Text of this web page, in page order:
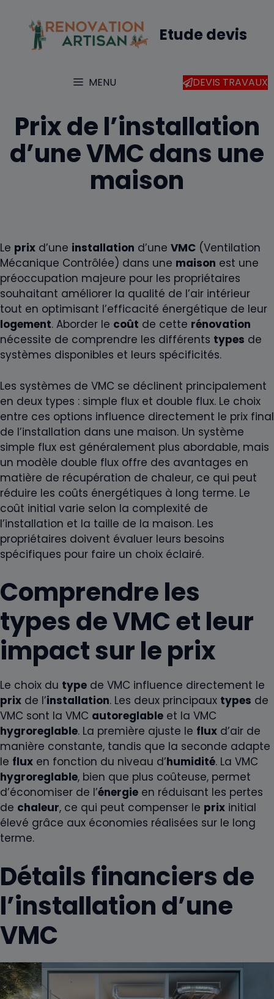
contenu
Etude devis
MENU DEVIS TRAVAUX
Prix de l’installation
d’une VMC dans une
maison
Le prix d’une installation d’une VMC (Ventilation
Mécanique Contrôlée) dans une maison est une
préoccupation majeure pour les propriétaires
souhaitant améliorer la qualité de l’air intérieur
tout en optimisant l’efficacité énergétique de leur
logement. Aborder le coût de cette rénovation
nécessite de comprendre les différents types de
systèmes disponibles et leurs spécificités.
Les systèmes de VMC se déclinent principalement
en deux types : simple flux et double flux. Le choix
entre ces options influence directement le prix final
de l’installation dans une maison. Un système
simple flux est généralement plus abordable, mais
un modèle double flux offre des avantages en
matière de récupération de chaleur, ce qui peut
réduire les coûts énergétiques à long terme. Le
coût initial varie selon la complexité de
l’installation et la taille de la maison. Les
propriétaires doivent évaluer leurs besoins
spécifiques pour faire un choix éclairé.
Comprendre les
types de VMC et leur
impact sur le prix
Le choix du type de VMC influence directement le
prix de l’installation. Les deux principaux types de
VMC sont la VMC autoreglable et la VMC
hygroreglable. La première ajuste le flux d’air de
manière constante, tandis que la seconde adapte
le flux en fonction du niveau d’humidité. La VMC
hygroreglable, bien que plus coûteuse, permet
d’économiser de l’énergie en réduisant les pertes
de chaleur, ce qui peut compenser le prix initial
élevé grâce aux économies réalisées sur le long
terme.
Détails financiers de
l’installation d’une
VMC